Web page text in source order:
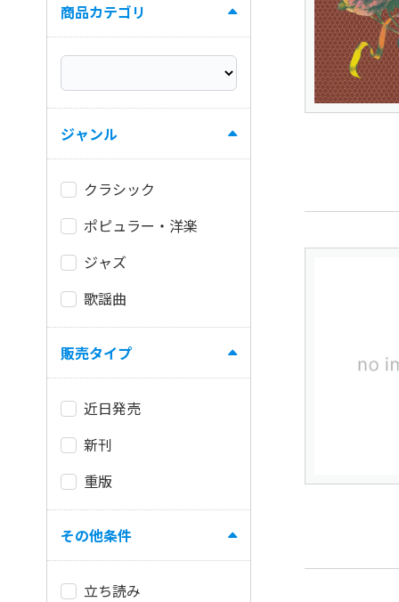
商品カテゴリ
ジャンル
クラシック
ポピュラー・洋楽
ジャズ
歌謡曲
販売タイプ
近日発売
新刊
重版
その他条件
立ち読み